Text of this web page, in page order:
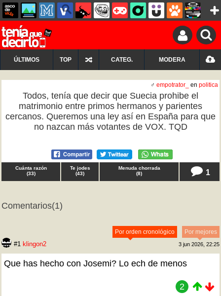
ÚLTIMOS TOP CATEG. MODERA
♂ empotrator_ en politica
Todos, tenía que decir que Suecia prohibe el
matrimonio entre primos hermanos y parientes
cercanos. Queremos una ley así en España para que
no nazcan más votantes de VOX. TQD
Cuánta razón
(33)
Te jodes
(43)
Menuda chorrada
(8) 1
Comentarios(1)
Por mejores
Por orden cronológico
#1 klingon2 3 jun 2026, 22:25
Que has hecho con Josemi? Lo ech de menos
2